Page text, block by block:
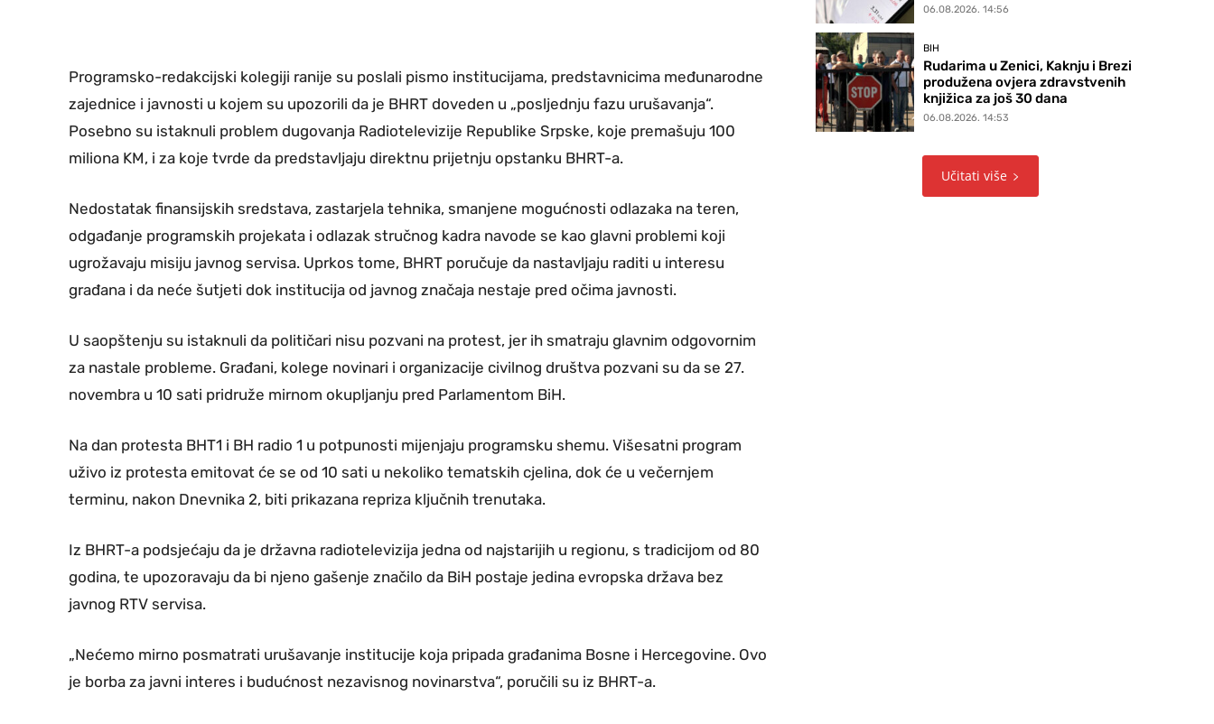
Programsko-redakcijski kolegiji ranije su poslali pismo institucijama, predstavnicima međunarodne
zajednice i javnosti u kojem su upozorili da je BHRT doveden u „posljednju fazu urušavanja“.
Posebno su istaknuli problem dugovanja Radiotelevizije Republike Srpske, koje premašuju 100
miliona KM, i za koje tvrde da predstavljaju direktnu prijetnju opstanku BHRT-a.
Nedostatak finansijskih sredstava, zastarjela tehnika, smanjene mogućnosti odlazaka na teren,
odgađanje programskih projekata i odlazak stručnog kadra navode se kao glavni problemi koji
ugrožavaju misiju javnog servisa. Uprkos tome, BHRT poručuje da nastavljaju raditi u interesu
građana i da neće šutjeti dok institucija od javnog značaja nestaje pred očima javnosti.
U saopštenju su istaknuli da političari nisu pozvani na protest, jer ih smatraju glavnim odgovornim
za nastale probleme. Građani, kolege novinari i organizacije civilnog društva pozvani su da se 27.
novembra u 10 sati pridruže mirnom okupljanju pred Parlamentom BiH.
Na dan protesta BHT1 i BH radio 1 u potpunosti mijenjaju programsku shemu. Višesatni program
uživo iz protesta emitovat će se od 10 sati u nekoliko tematskih cjelina, dok će u večernjem
terminu, nakon Dnevnika 2, biti prikazana repriza ključnih trenutaka.
Iz BHRT-a podsjećaju da je državna radiotelevizija jedna od najstarijih u regionu, s tradicijom od 80
godina, te upozoravaju da bi njeno gašenje značilo da BiH postaje jedina evropska država bez
javnog RTV servisa.
„Nećemo mirno posmatrati urušavanje institucije koja pripada građanima Bosne i Hercegovine. Ovo
je borba za javni interes i budućnost nezavisnog novinarstva“, poručili su iz BHRT-a.
06.08.2026. 14:56
BIH
Rudarima u Zenici, Kaknju i Brezi
produžena ovjera zdravstvenih
knjižica za još 30 dana
06.08.2026. 14:53
Učitati više